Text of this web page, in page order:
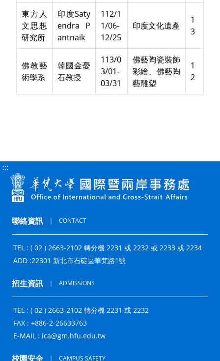
東方人
文思想
研究所
印度Saty
endra P
antnaik
112/1
1/06-
12/25
印度文化遺產
1
3
佛教藝
術學系
韓國金憂
石教授
113/0
3/01-
03/31
佛藝陶瓷裝飾
彩繪、佛藝陶
藝雕塑
1
2
:::
聯絡資訊 ｜ CONTACT
TEL : ( 02 ) 2663-2102 轉分機 2231 或 2232 或 2233 或 2234
ADD :22301 新北市石碇區華梵路1號
招生資訊 ｜ ADMISSIONS
TEL : ( 02 ) 2663-2102 轉分機 2231 或 2232
FAX : +886-2-26633763
E-MAIL : ica@gm.hfu.edu.tw
校園安全 ｜ CAMPUS SAFETY